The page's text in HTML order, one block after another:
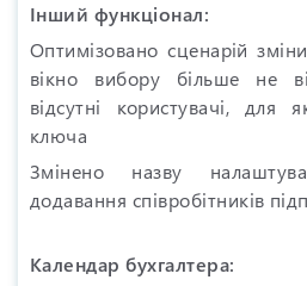
Інший функціонал:
Оптимізовано сценарій
вікно вибору більше не
відсутні користувачі, для
ключа
Змінено назву
додавання співробітників
Календар бухгалтера: